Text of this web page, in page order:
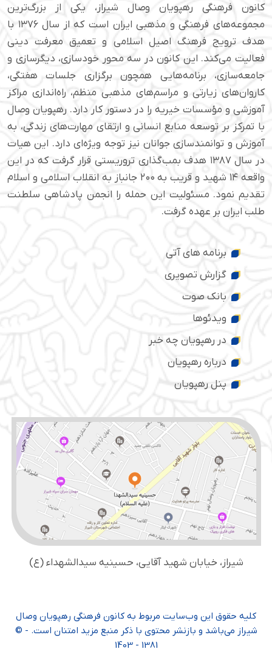
کانون فرهنگی رهپویان وصال شیراز، یکی از بزرگ‌ترین
مجموعه‌های فرهنگی و مذهبی ایران است که از سال ۱۳۷۶ با
هدف ترویج فرهنگ اصیل اسلامی و تعمیق معرفت دینی
فعالیت می‌کند. این کانون در سه محور خودسازی، دیگرسازی و
جامعه‌سازی، برنامه‌هایی همچون برگزاری جلسات هفتگی،
کاروان‌های زیارتی و مراسم‌های مذهبی منظم، راه‌اندازی مراکز
آموزشی و مؤسسات خیریه را در دستور کار دارد. رهپویان وصال
با تمرکز بر توسعه منابع انسانی و ارتقای مهارت‌های زندگی، به
آموزش و توانمندسازی جوانان نیز توجه ویژه‌ای دارد. این هیات
در سال ۱۳۸۷ هدف بمب‌گذاری تروریستی قرار گرفت که در این
واقعه ۱۴ شهید و قریب به ۲۰۰ جانباز به انقلاب اسلامی و اسلام
تقدیم نمود. مسئولیت این حمله را انجمن پادشاهی سلطنت
طلب ایران بر عهده گرفت.
برنامه های آتی
گزارش تصویری
بانک صوت
ویدئوها
در رهپویان چه خبر
درباره رهپویان
پنل رهپویان
شیراز، خیابان شهید آقایی، حسینیه سید‌الشهداء (ع)
کلیه حقوق این وب‌سایت مربوط به کانون فرهنگی رهپویان وصال
شیراز می‌باشد و بازنشر محتوی با ذکر منبع مزید امتنان است. - ©
1381 - 1403